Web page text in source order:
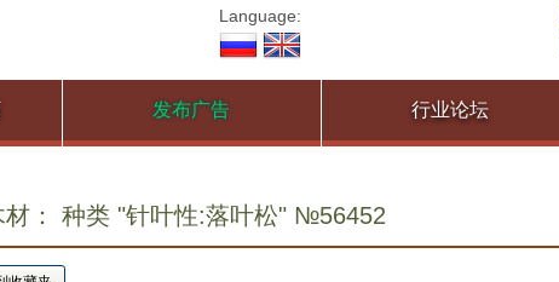
Language:
发布广告 行业论坛
材： 种类 "针叶性:落叶松" №56452